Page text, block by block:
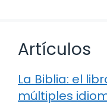
Artículos
La Biblia: el
múltiples